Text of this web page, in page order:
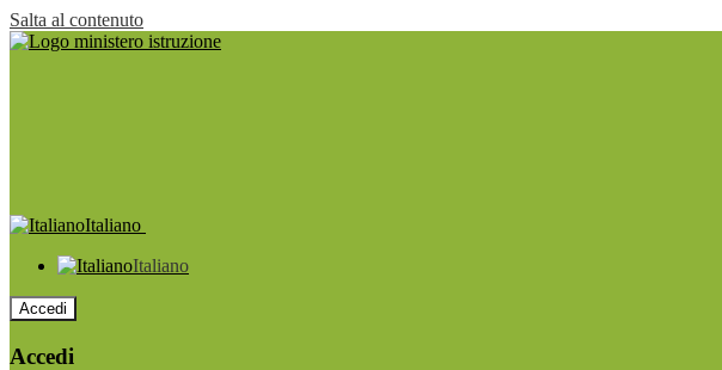
Salta al contenuto
Italiano
Italiano
Accedi
Accedi